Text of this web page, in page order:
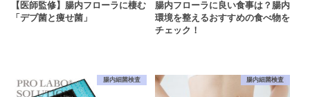
【医師監修】腸内フローラに棲む
「デブ菌と痩せ菌」
腸内フローラに良い食事は？腸内
環境を整えるおすすめの食べ物を
チェック！
腸内細菌検査 腸内細菌検査